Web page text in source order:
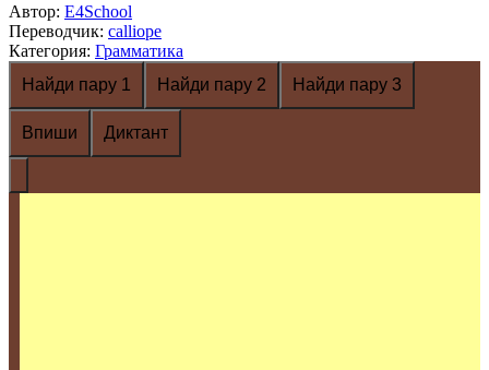
Автор: E4School
Переводчик: calliope
Категория: Грамматика
Найди пару 1
Найди пару 2 Найди пару 3
Впиши Диктант